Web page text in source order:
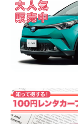
ご注
楽し
お願
☆ 夏
ク!